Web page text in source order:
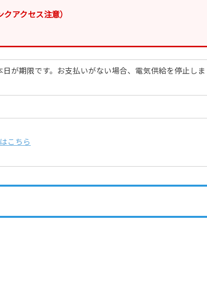
クアクセス注意）
日が期限です。お支払いがない場合、電気供給を停止しま
こちら